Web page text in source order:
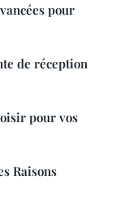
pour
de réception
pour vos
Raisons